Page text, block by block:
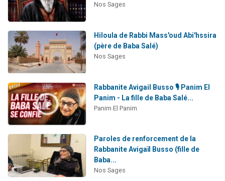
Nos Sages
Hiloula de Rabbi Mass'oud Abi'hssira
(père de Baba Salé)
Nos Sages
Rabbanite Avigail Busso 🎙️ Panim El
Panim - La fille de Baba Salé...
Panim El Panim
Paroles de renforcement de la
Rabbanite Avigaïl Busso (fille de
Baba...
Nos Sages